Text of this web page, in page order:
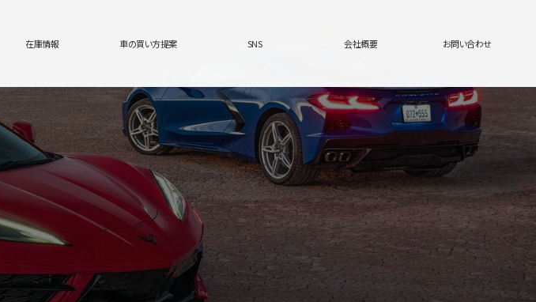
在庫情報 車の買い方提案 SNS 会社概要 お問い合わせ